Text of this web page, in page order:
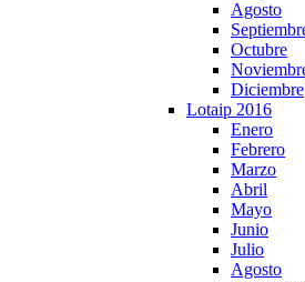
Agosto
Octubre
Diciembre
Lotaip 2016
Enero
Febrero
Marzo
Abril
Mayo
Junio
Julio
Agosto